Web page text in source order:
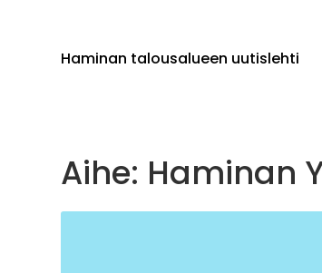
Haminan talousalueen uutislehti
Aihe: Haminan